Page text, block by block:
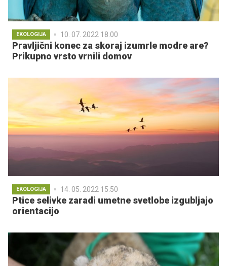
EKOLOGIJA 10. 07. 2022 18.00
Pravljični konec za skoraj izumrle modre are?
Prikupno vrsto vrnili domov
EKOLOGIJA 14. 05. 2022 15.50
Ptice selivke zaradi umetne svetlobe izgubljajo
orientacijo